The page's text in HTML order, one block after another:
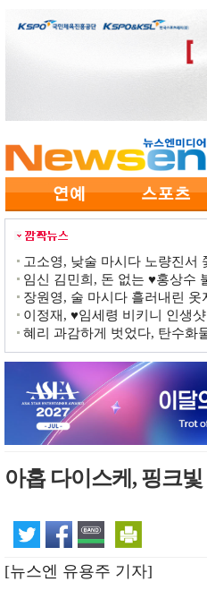
고소영, 낮술 마시다 노량진서
임신 김민희, 돈 없는 ♥홍상수
장원영, 술 마시다 흘러내린
이정재, ♥임세령 비키니 인생
혜리 과감하게 벗었다, 탄수화
아홉 다이스케, 핑크
[뉴스엔 유용주 기자]